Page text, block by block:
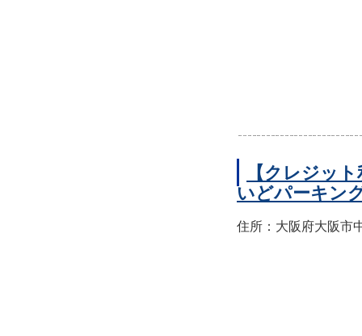
【クレジッ
いどパーキン
住所：大阪府大阪市